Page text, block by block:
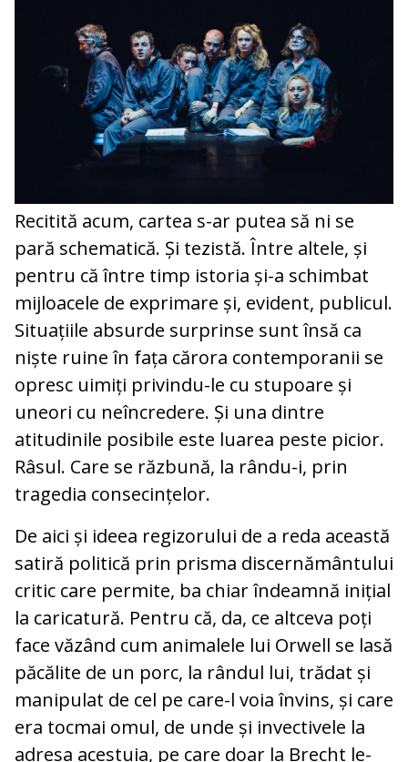
Recitită acum, cartea s-ar putea să ni se
pară schematică. Și tezistă. Între altele, și
pentru că între timp istoria și-a schimbat
mijloacele de exprimare și, evident, publicul.
Situațiile absurde surprinse sunt însă ca
niște ruine în fața cărora contemporanii se
opresc uimiți privindu-le cu stupoare și
uneori cu neîncredere. Și una dintre
atitudinile posibile este luarea peste picior.
Râsul. Care se răzbună, la rându-i, prin
tragedia consecințelor.
De aici și ideea regizorului de a reda această
satiră politică prin prisma discernământului
critic care permite, ba chiar îndeamnă inițial
la caricatură. Pentru că, da, ce altceva poți
face văzând cum animalele lui Orwell se lasă
păcălite de un porc, la rândul lui, trădat și
manipulat de cel pe care-l voia învins, și care
era tocmai omul, de unde și invectivele la
adresa acestuia, pe care doar la Brecht le-